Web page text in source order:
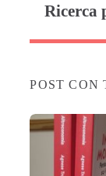
Ricerca
POST CON